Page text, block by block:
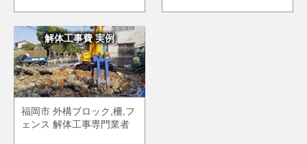
解体工事費 実例
福岡市 外構ブロック,柵,フ
ェンス 解体工事専門業者